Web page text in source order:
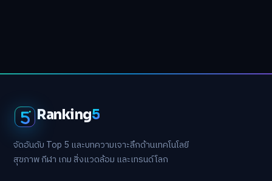
Ranking5
จัดอันดับ Top 5 และบทความเจาะลึกด้านเทคโนโลยี
สุขภาพ กีฬา เกม สิ่งแวดล้อม และเทรนด์โลก